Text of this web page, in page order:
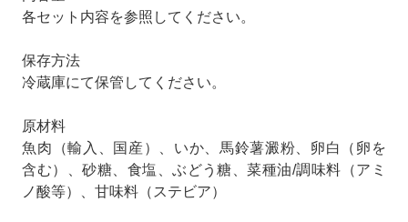
各セット内容を参照してください。
保存方法
冷蔵庫にて保管してください。
原材料
魚肉（輸入、国産）、いか、馬鈴薯澱粉、卵白（卵を
含む）、砂糖、食塩、ぶどう糖、菜種油/調味料（アミ
ノ酸等）、甘味料（ステビア）